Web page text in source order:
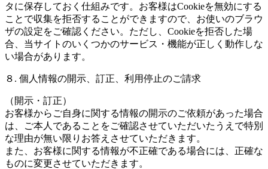
タに保存しておく仕組みです。お客様はCookieを無効にする
ことで収集を拒否することができますので、お使いのブラウ
ザの設定をご確認ください。ただし、Cookieを拒否した場
合、当サイトのいくつかのサービス・機能が正しく動作しな
い場合があります。
８. 個人情報の開示、訂正、利用停止のご請求
（開示・訂正）
お客様からご自身に関する情報の開示のご依頼があった場合
は、ご本人であることをご確認させていただいたうえで特別
な理由が無い限りお答えさせていただきます。
また、お客様に関する情報が不正確である場合には、正確な
ものに変更させていただきます。